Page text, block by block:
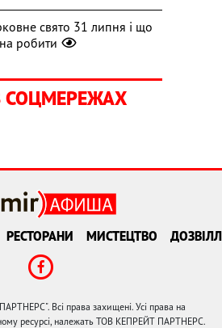
свято 31 липня і що
робити
СОЦМЕРЕЖАХ
РЕСТОРАНИ МИСТЕЦТВО
Всі права захищені. Усі права на
ресурсі, належать ТОВ КЕПРЕЙТ ПАРТНЕРС.